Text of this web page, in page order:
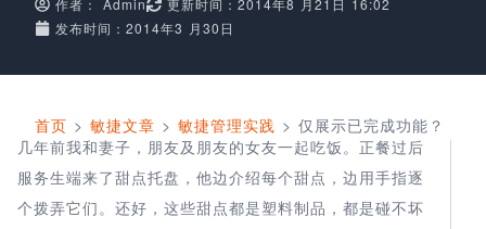
发布时间：2014年3 月30日
首页 > 敏捷文章 > 敏捷管理实践 > 仅展示已完成功能？
几年前我和妻子，朋友及朋友的女友一起吃饭。正餐过后
服务生端来了甜点托盘，他边介绍每个甜点，边用手指逐
个拨弄它们。还好，这些甜点都是塑料制品，都是碰不坏